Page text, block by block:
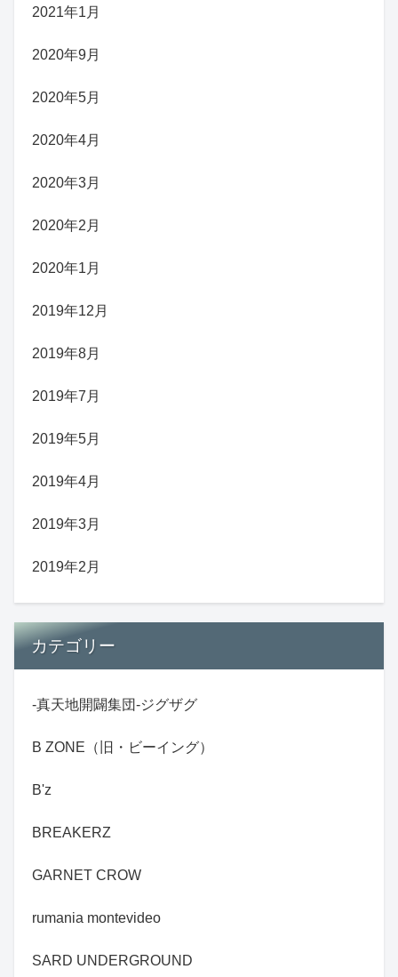
2021年1月
2020年9月
2020年5月
2020年4月
2020年3月
2020年2月
2020年1月
2019年12月
2019年8月
2019年7月
2019年5月
2019年4月
2019年3月
2019年2月
カテゴリー
-真天地開闢集団-ジグザグ
B ZONE（旧・ビーイング）
B'z
BREAKERZ
GARNET CROW
rumania montevideo
SARD UNDERGROUND